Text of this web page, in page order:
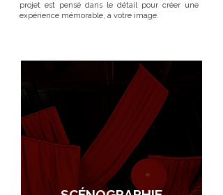
projet est pensé dans le détail pour créer une
expérience mémorable, à votre image.